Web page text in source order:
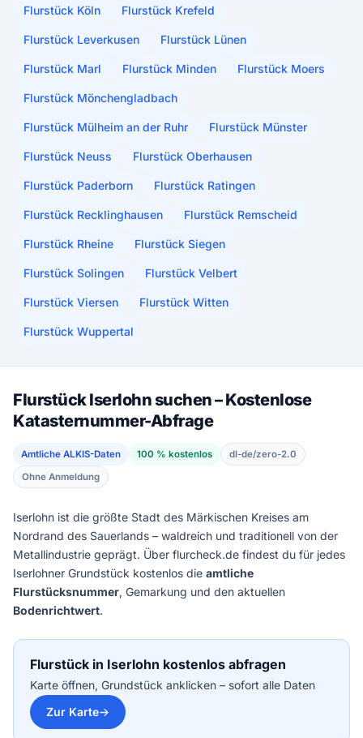
Flurstück Köln Flurstück Krefeld
Flurstück Leverkusen Flurstück Lünen
Flurstück Marl Flurstück Minden Flurstück Moers
Flurstück Mönchengladbach
Flurstück Mülheim an der Ruhr Flurstück Münster
Flurstück Neuss Flurstück Oberhausen
Flurstück Paderborn Flurstück Ratingen
Flurstück Recklinghausen Flurstück Remscheid
Flurstück Rheine Flurstück Siegen
Flurstück Solingen Flurstück Velbert
Flurstück Viersen Flurstück Witten
Flurstück Wuppertal
Flurstück Iserlohn suchen – Kostenlose
Katasternummer-Abfrage
Amtliche ALKIS-Daten 100 % kostenlos
dl-de/zero-2.0
Ohne Anmeldung
Iserlohn ist die größte Stadt des Märkischen Kreises am
Nordrand des Sauerlands – waldreich und traditionell von der
Metallindustrie geprägt. Über flurcheck.de findest du für jedes
Iserlohner Grundstück kostenlos die amtliche
Flurstücksnummer, Gemarkung und den aktuellen
Bodenrichtwert.
Flurstück in Iserlohn kostenlos abfragen
Karte öffnen, Grundstück anklicken – sofort alle Daten
Zur Karte